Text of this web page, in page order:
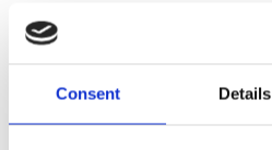
Consent Details
CHROME; SINGLE DISC MODELS
Dela med dig
F